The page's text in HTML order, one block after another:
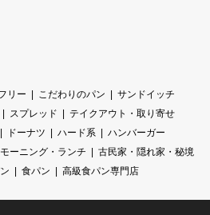
リー こだわりのパン
サンドイッチ
スプレッド
テイクアウト・取り寄せ
ドーナツ ハード系
ハンバーガー
モーニング・ランチ
古民家・隠れ家・秘境
食パン 高級食パン専門店